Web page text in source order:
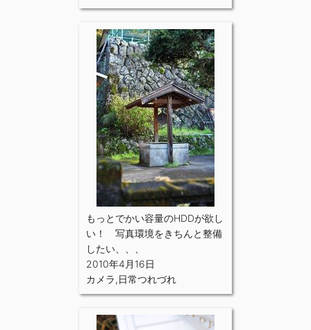
もっとでかい容量のHDDが欲し
い！ 写真環境をきちんと整備
したい、、、
2010年4月16日
カメラ,日常つれづれ